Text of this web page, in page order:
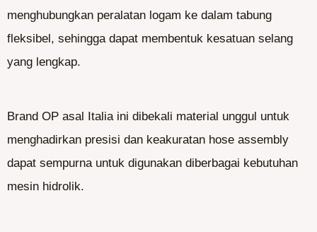
menghubungkan peralatan logam ke dalam tabung
fleksibel, sehingga dapat membentuk kesatuan selang
yang lengkap.
Brand OP asal Italia ini dibekali material unggul untuk
menghadirkan presisi dan keakuratan hose assembly
dapat sempurna untuk digunakan diberbagai kebutuhan
mesin hidrolik.